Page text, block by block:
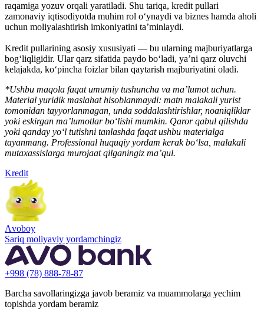
raqamiga yozuv orqali yaratiladi. Shu tariqa, kredit pullari
zamonaviy iqtisodiyotda muhim rol o‘ynaydi va biznes hamda aholi
uchun moliyalashtirish imkoniyatini ta’minlaydi.
Kredit pullarining asosiy xususiyati — bu ularning majburiyatlarga
bog‘liqligidir. Ular qarz sifatida paydo bo‘ladi, ya’ni qarz oluvchi
kelajakda, ko‘pincha foizlar bilan qaytarish majburiyatini oladi.
*Ushbu maqola faqat umumiy tushuncha va ma’lumot uchun.
Material yuridik maslahat hisoblanmaydi: matn malakali yurist
tomonidan tayyorlanmagan, unda soddalashtirishlar, noaniqliklar
yoki eskirgan ma’lumotlar bo‘lishi mumkin. Qaror qabul qilishda
yoki qanday yo‘l tutishni tanlashda faqat ushbu materialga
tayanmang. Professional huquqiy yordam kerak bo‘lsa, malakali
mutaxassislarga murojaat qilganingiz ma’qul.
Kredit
Аvoboy
Sariq moliyaviy yordamchingiz
+998 (78) 888-78-87
Barcha savollaringizga javob beramiz va muammolarga yechim
topishda yordam beramiz